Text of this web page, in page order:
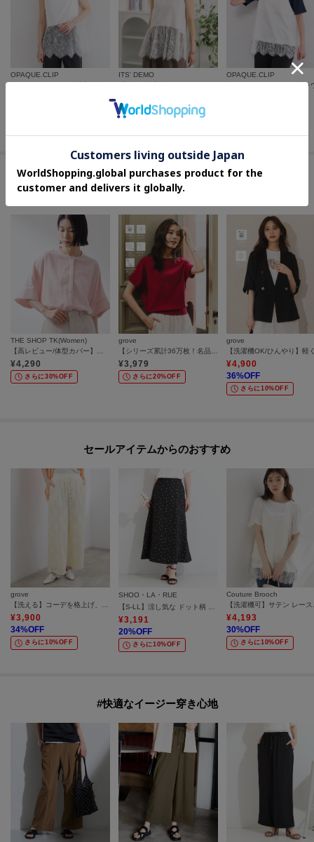
OPAQUE.CLIP
ITS' DEMO
40%OFF
OPAQUE.CLIP
この商品を見た人はコチラの商品も
チェックしています
THE SHOP TK(Women)
¥4,290
さらに30%OFF
grove
¥3,979
さらに20%OFF
grove
¥4,900
36%OFF
さらに10%OFF
セールアイテムからのおすすめ
grove
【洗える】コーデを格上げ、レースイージーパンツ
¥3,900
34%OFF
さらに10%OFF
SHOO・LA・RUE
【S-LL】涼し気な ドット柄 麻調フレアスカート
¥3,191
20%OFF
さらに10%OFF
Couture Brooch
【
¥4,193
30%OFF
さらに10%OFF
#快適なイージー穿き心地